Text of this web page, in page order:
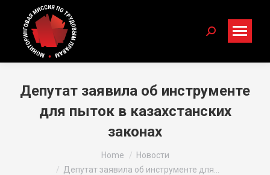
Search:
Депутат заявила об инструменте
для пыток в казахстанских
законах
Home
Новости
Депутат заявила об инструменте для…